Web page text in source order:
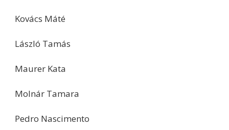
Kovács Máté
László Tamás
Maurer Kata
Molnár Tamara
Pedro Nascimento